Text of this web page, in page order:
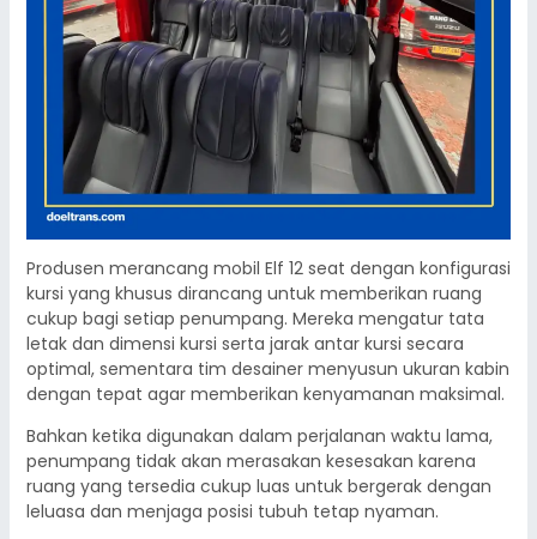
Produsen merancang mobil Elf 12 seat dengan konfigurasi
kursi yang khusus dirancang untuk memberikan ruang
cukup bagi setiap penumpang. Mereka mengatur tata
letak dan dimensi kursi serta jarak antar kursi secara
optimal, sementara tim desainer menyusun ukuran kabin
dengan tepat agar memberikan kenyamanan maksimal.
Bahkan ketika digunakan dalam perjalanan waktu lama,
penumpang tidak akan merasakan kesesakan karena
ruang yang tersedia cukup luas untuk bergerak dengan
leluasa dan menjaga posisi tubuh tetap nyaman.